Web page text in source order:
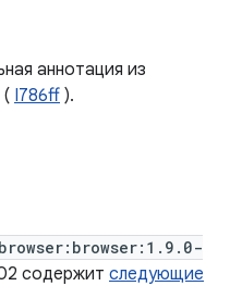
аннотация из
I786ff ).
содержит следующие